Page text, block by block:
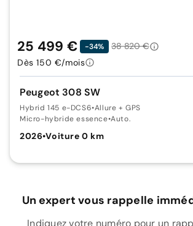
Peugeot 308 SW
Hybrid 145 e-DCS6•Allure + GPS
Micro-hybride essence•Auto.
2026•Voiture 0 km
25 499 € -34%
38 820 €
Dès 150 €/mois
Un expert vous rappelle
Indiquez votre numéro pour un